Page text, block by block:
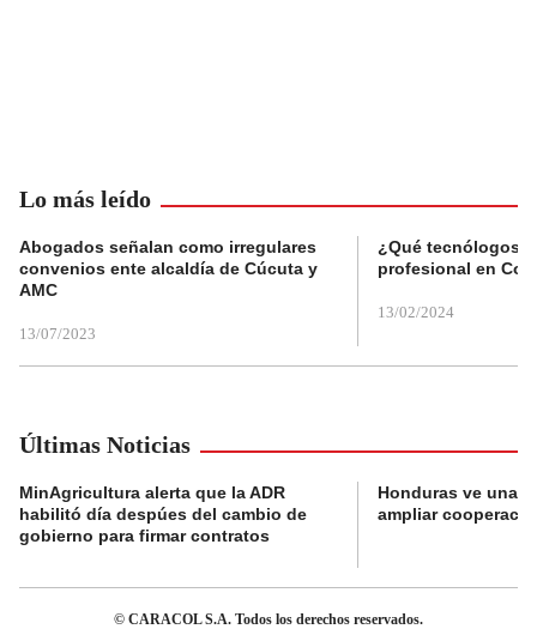
Lo más leído
Abogados señalan como irregulares
convenios ente alcaldía de Cúcuta y
AMC
13/07/2023
¿Qué tecnólogos
profesional en
13/02/2024
Últimas Noticias
MinAgricultura alerta que la ADR
habilitó día despúes del cambio de
gobierno para firmar contratos
Honduras ve una
ampliar
© CARACOL S.A. Todos los derechos reservados.